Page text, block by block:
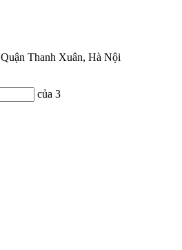
Thanh Xuân, Hà Nội
của 3